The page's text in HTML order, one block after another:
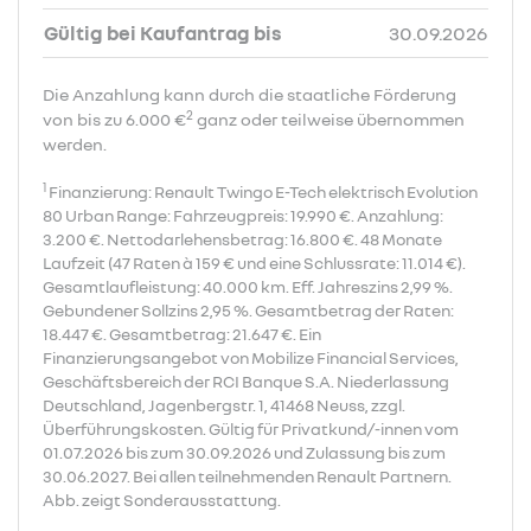
Gültig bei Kaufantrag bis 30.09.2026
Die Anzahlung kann durch die staatliche Förderung
von bis zu 6.000 €2 ganz oder teilweise übernommen
werden.
1 Finanzierung: Renault Twingo E-Tech elektrisch Evolution
80 Urban Range: Fahrzeugpreis: 19.990 €. Anzahlung:
3.200 €. Nettodarlehensbetrag: 16.800 €. 48 Monate
Laufzeit (47 Raten à 159 € und eine Schlussrate: 11.014 €).
Gesamtlaufleistung: 40.000 km. Eff. Jahreszins 2,99 %.
Gebundener Sollzins 2,95 %. Gesamtbetrag der Raten:
18.447 €. Gesamtbetrag: 21.647 €. Ein
Finanzierungsangebot von Mobilize Financial Services,
Geschäftsbereich der RCI Banque S.A. Niederlassung
Deutschland, Jagenbergstr. 1, 41468 Neuss, zzgl.
Überführungskosten. Gültig für Privatkund/-innen vom
01.07.2026 bis zum 30.09.2026 und Zulassung bis zum
30.06.2027. Bei allen teilnehmenden Renault Partnern.
Abb. zeigt Sonderausstattung.